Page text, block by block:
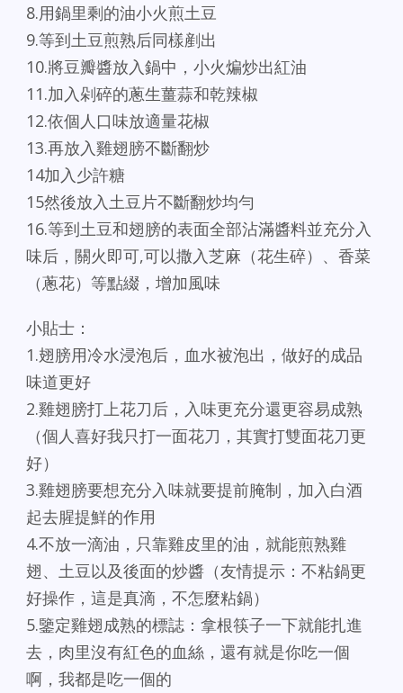
8.用鍋里剩的油小火煎土豆
9.等到土豆煎熟后同樣剷出
10.將豆瓣醬放入鍋中，小火煸炒出紅油
11.加入剁碎的蔥生薑蒜和乾辣椒
12.依個人口味放適量花椒
13.再放入雞翅膀不斷翻炒
14加入少許糖
15然後放入土豆片不斷翻炒均勻
16.等到土豆和翅膀的表面全部沾滿醬料並充分入
味后，關火即可,可以撒入芝麻（花生碎）、香菜
（蔥花）等點綴，增加風味
小貼士：
1.翅膀用冷水浸泡后，血水被泡出，做好的成品
味道更好
2.雞翅膀打上花刀后，入味更充分還更容易成熟
（個人喜好我只打一面花刀，其實打雙面花刀更
好）
3.雞翅膀要想充分入味就要提前腌制，加入白酒
起去腥提鮮的作用
4.不放一滴油，只靠雞皮里的油，就能煎熟雞
翅、土豆以及後面的炒醬（友情提示：不粘鍋更
好操作，這是真滴，不怎麼粘鍋）
5.鑒定雞翅成熟的標誌：拿根筷子一下就能扎進
去，肉里沒有紅色的血絲，還有就是你吃一個
啊，我都是吃一個的